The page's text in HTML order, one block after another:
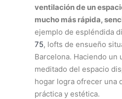
ventilación de un
mucho más rápida,
ejemplo de espléndida
75, lofts de ensueño
Barcelona. Haciendo un
meditado del espacio
hogar logra ofrecer una
práctica y estética.